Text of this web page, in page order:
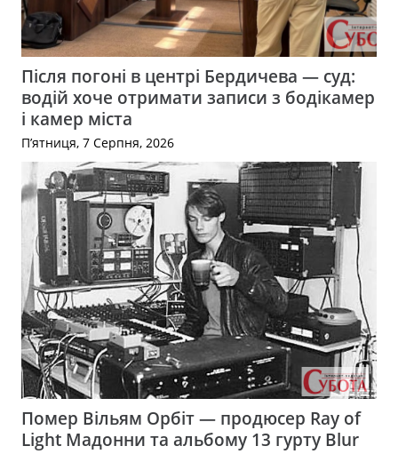
Після погоні в центрі Бердичева — суд:
водій хоче отримати записи з бодікамер
і камер міста
П’ятниця, 7 Серпня, 2026
Помер Вільям Орбіт — продюсер Ray of
Light Мадонни та альбому 13 гурту Blur